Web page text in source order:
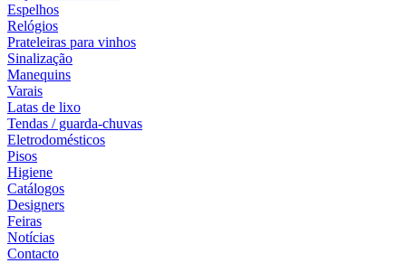
Espelhos
Relógios
Prateleiras para vinhos
Sinalização
Manequins
Varais
Latas de lixo
Tendas / guarda-chuvas
Eletrodomésticos
Pisos
Higiene
Catálogos
Designers
Feiras
Notícias
Contacto